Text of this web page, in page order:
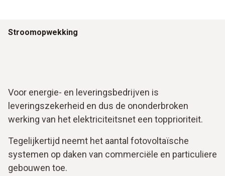
Stroomopwekking
Voor energie- en leveringsbedrijven is
leveringszekerheid en dus de ononderbroken
werking van het elektriciteitsnet een topprioriteit.
Tegelijkertijd neemt het aantal fotovoltaïsche
systemen op daken van commerciële en particuliere
gebouwen toe.